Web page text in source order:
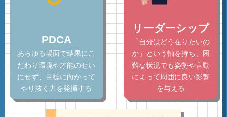
PDCA
あらゆる場面で結果にこ
だわり環境や才能のせい
にせず、目標に向かって
やり抜く力を発揮する
リーダーシップ
「自分はどう在りたいの
か」という軸を持ち、
困
難な状況でも姿勢や言動
によって周囲に 良い影響
を与える